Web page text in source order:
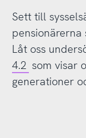
Sett till
Låt oss
4.2 som visar
generationer